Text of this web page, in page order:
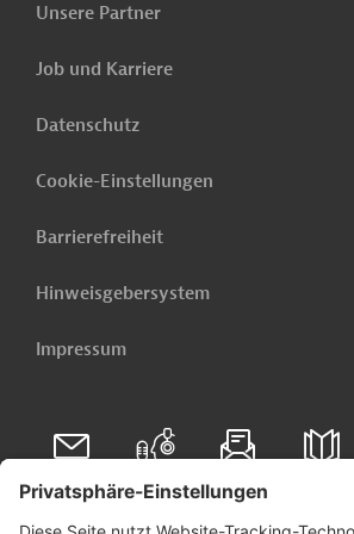
(PDF; 849,7 KB)
PRO20220131791910 - Annex4
(PDF; 865,1 KB)
(PDF; 778,7 KB)
Unsere Partner
Job und Karriere
Datenschutz
Cookie-Einstellungen
Barrierefreiheit
Hinweisgebersystem
Impressum